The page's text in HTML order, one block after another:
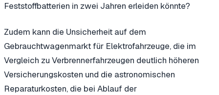
Feststoffbatterien in zwei Jahren erleiden könnte?
Zudem kann die Unsicherheit auf dem
Gebrauchtwagenmarkt für Elektrofahrzeuge, die im
Vergleich zu Verbrennerfahrzeugen deutlich höheren
Versicherungskosten und die astronomischen
Reparaturkosten, die bei Ablauf der